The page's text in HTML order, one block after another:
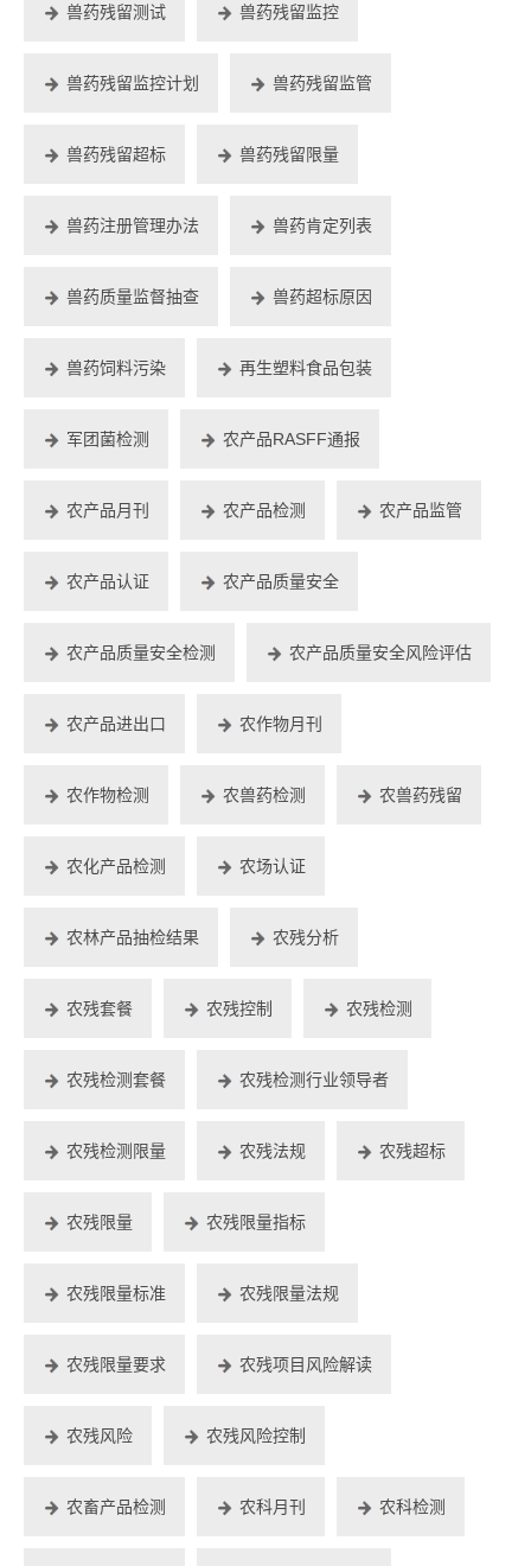
兽药残留测试 兽药残留监控
兽药残留监控计划 兽药残留监管
兽药残留超标 兽药残留限量
兽药注册管理办法 兽药肯定列表
兽药质量监督抽查 兽药超标原因
兽药饲料污染 再生塑料食品包装
军团菌检测 农产品RASFF通报
农产品月刊 农产品检测 农产品监管
农产品认证 农产品质量安全
农产品质量安全检测 农产品质量安全风险评估
农产品进出口 农作物月刊
农作物检测 农兽药检测 农兽药残留
农化产品检测 农场认证
农林产品抽检结果 农残分析
农残套餐 农残控制 农残检测
农残检测套餐 农残检测行业领导者
农残检测限量 农残法规 农残超标
农残限量 农残限量指标
农残限量标准 农残限量法规
农残限量要求 农残项目风险解读
农残风险 农残风险控制
农畜产品检测 农科月刊 农科检测